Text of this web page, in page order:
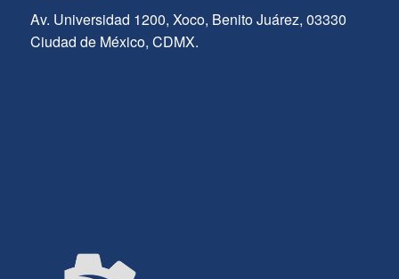
Av. Universidad 1200, Xoco, Benito Juárez, 03330
Ciudad de México, CDMX.